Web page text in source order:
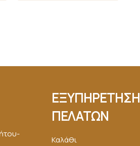
ΕΞΥΠΗΡΕΤΗΣΗ
ΠΕΛΑΤΩΝ
Καλάθι